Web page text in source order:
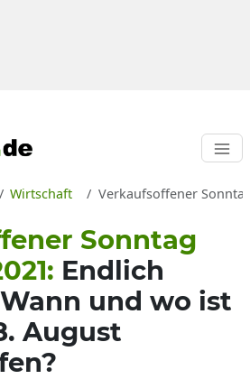
Wirtschaft Verkaufsoffener
Sonntag
Endlich
und wo ist
August